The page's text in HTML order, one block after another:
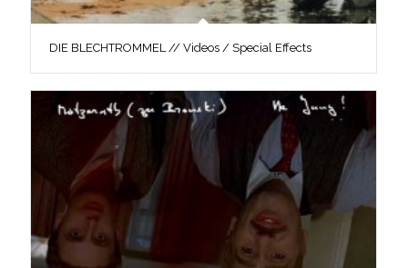
DIE BLECHTROMMEL // Videos / Special Effects